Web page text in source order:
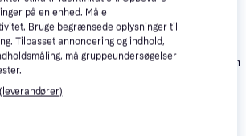
Brandit Urban
på en enhed. Måle
Bruge begrænsede oplysninger til
Tilpasset annoncering og indhold,
målgruppeundersøgelser